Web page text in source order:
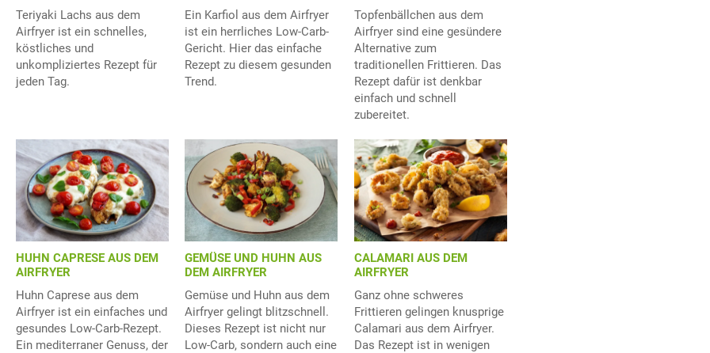
Teriyaki Lachs aus dem
Airfryer ist ein schnelles,
köstliches und
unkompliziertes Rezept für
jeden Tag.
Ein Karfiol aus dem Airfryer
ist ein herrliches Low-Carb-
Gericht. Hier das einfache
Rezept zu diesem gesunden
Trend.
Topfenbällchen aus dem
Airfryer sind eine gesündere
Alternative zum
traditionellen Frittieren. Das
Rezept dafür ist denkbar
einfach und schnell
zubereitet.
HUHN CAPRESE AUS DEM
AIRFRYER
Huhn Caprese aus dem
Airfryer ist ein einfaches und
gesundes Low-Carb-Rezept.
Ein mediterraner Genuss, der
GEMÜSE UND HUHN AUS
DEM AIRFRYER
Gemüse und Huhn aus dem
Airfryer gelingt blitzschnell.
Dieses Rezept ist nicht nur
Low-Carb, sondern auch eine
CALAMARI AUS DEM
AIRFRYER
Ganz ohne schweres
Frittieren gelingen knusprige
Calamari aus dem Airfryer.
Das Rezept ist in wenigen